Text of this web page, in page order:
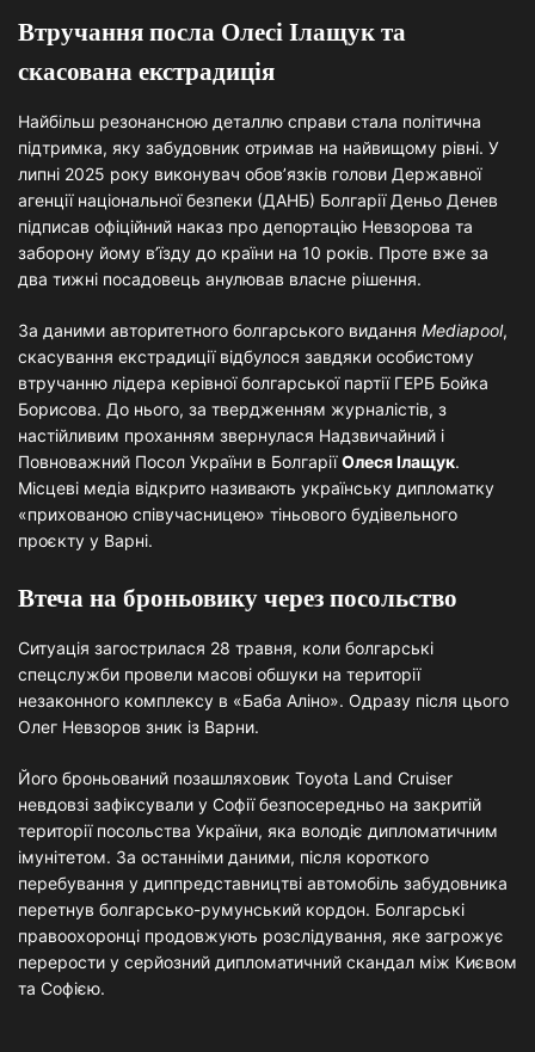
Втручання посла Олесі Ілащук та
скасована екстрадиція
Найбільш резонансною деталлю справи стала політична
підтримка, яку забудовник отримав на найвищому рівні. У
липні 2025 року виконувач обов’язків голови Державної
агенції національної безпеки (ДАНБ) Болгарії Деньо Денев
підписав офіційний наказ про депортацію Невзорова та
заборону йому в’їзду до країни на 10 років. Проте вже за
два тижні посадовець анулював власне рішення.
За даними авторитетного болгарського видання Mediapool,
скасування екстрадиції відбулося завдяки особистому
втручанню лідера керівної болгарської партії ГЕРБ Бойка
Борисова. До нього, за твердженням журналістів, з
настійливим проханням звернулася Надзвичайний і
Повноважний Посол України в БолгаріїОлеся Ілащук.
Місцеві медіа відкрито називають українську дипломатку
«прихованою співучасницею» тіньового будівельного
проєкту у Варні.
Втеча на броньовику через посольство
Ситуація загострилася 28 травня, коли болгарські
спецслужби провели масові обшуки на території
незаконного комплексу в «Баба Аліно». Одразу після цього
Олег Невзоров зник із Варни.
Його броньований позашляховик Toyota Land Cruiser
невдовзі зафіксували у Софії безпосередньо на закритій
території посольства України, яка володіє дипломатичним
імунітетом. За останніми даними, після короткого
перебування у диппредставництві автомобіль забудовника
перетнув болгарсько-румунський кордон. Болгарські
правоохоронці продовжують розслідування, яке загрожує
перерости у серйозний дипломатичний скандал між Києвом
та Софією.